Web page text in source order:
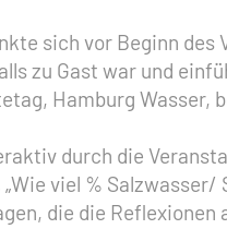
sich vor Beginn
zu Gast war und
Hamburg
durch die
viel %
die die Reflexionen